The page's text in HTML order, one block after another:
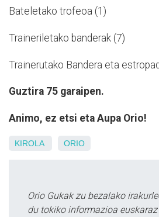
Bateletako trofeoa (1)
Traineriletako banderak (7)
Trainerutako Bandera eta
Guztira 75 garaipen.
Animo, ez etsi eta Aupa Orio!
KIROLA ORIO
Orio Gukak zu bezalako
du tokiko informazioa